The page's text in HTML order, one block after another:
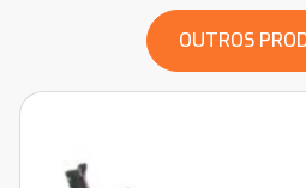
OUTROS